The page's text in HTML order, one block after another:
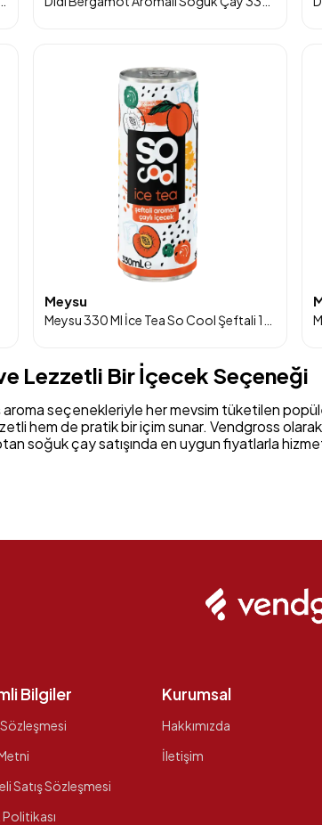
Meysu
Lezzetli Bir İçecek Seçeneği
seçenekleriyle her mevsim tüketilen
hem de pratik bir içim sunar. Vendgross
soğuk çay satışında en uygun fiyatlarla
Bilgiler
Satış Sözleşmesi
Kurumsal
Hakkımızda
İletişim